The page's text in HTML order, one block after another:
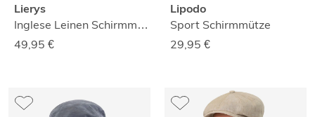
Lierys
Inglese Leinen Schirmmütze
49,95 €
Lipodo
Sport Schirmmütze
29,95 €